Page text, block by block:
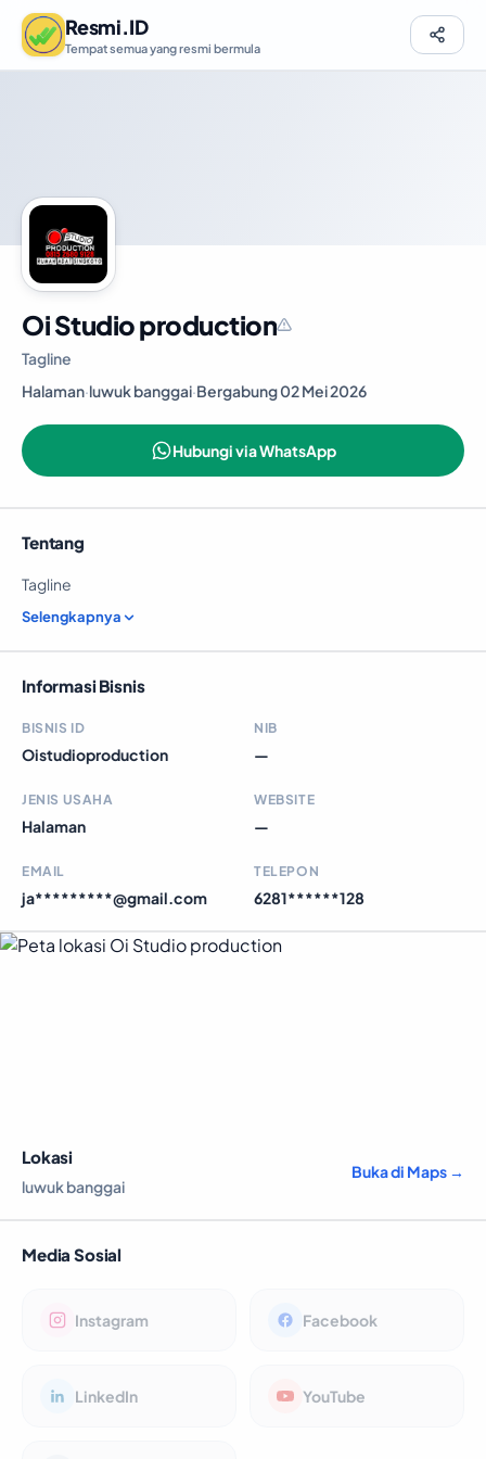
Resmi.ID
Tempat semua yang resmi bermula
Oi Studio production
Tagline
Halaman·luwuk banggai·Bergabung 02 Mei 2026
Hubungi via WhatsApp
Tentang
Tagline
Selengkapnya
Informasi Bisnis
BISNIS ID
Oistudioproduction
NIB
—
JENIS USAHA
Halaman
WEBSITE
—
EMAIL
ja*********@gmail.com
TELEPON
6281******128
Lokasi
luwuk banggai
Buka di Maps →
Media Sosial
Instagram Facebook
LinkedIn YouTube